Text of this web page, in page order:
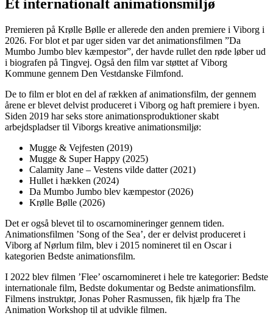
Et internationalt animationsmiljø
Premieren på Krølle Bølle er allerede den anden premiere i Viborg i
2026. For blot et par uger siden var det animationsfilmen ”Da
Mumbo Jumbo blev kæmpestor”, der havde rullet den røde løber ud
i biografen på Tingvej. Også den film var støttet af Viborg
Kommune gennem Den Vestdanske Filmfond.
De to film er blot en del af rækken af animationsfilm, der gennem
årene er blevet delvist produceret i Viborg og haft premiere i byen.
Siden 2019 har seks store animationsproduktioner skabt
arbejdspladser til Viborgs kreative animationsmiljø:
Mugge & Vejfesten (2019)
Mugge & Super Happy (2025)
Calamity Jane – Vestens vilde datter (2021)
Hullet i hækken (2024)
Da Mumbo Jumbo blev kæmpestor (2026)
Krølle Bølle (2026)
Det er også blevet til to oscarnomineringer gennem tiden.
Animationsfilmen ’Song of the Sea’, der er delvist produceret i
Viborg af Nørlum film, blev i 2015 nomineret til en Oscar i
kategorien Bedste animationsfilm.
I 2022 blev filmen ’Flee’ oscarnomineret i hele tre kategorier: Bedste
internationale film, Bedste dokumentar og Bedste animationsfilm.
Filmens instruktør, Jonas Poher Rasmussen, fik hjælp fra The
Animation Workshop til at udvikle filmen.